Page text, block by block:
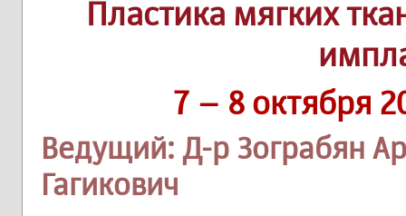
Пластика мягких
7 – 8 октября
Ведущий: Д-р Зограбян
Гагикович